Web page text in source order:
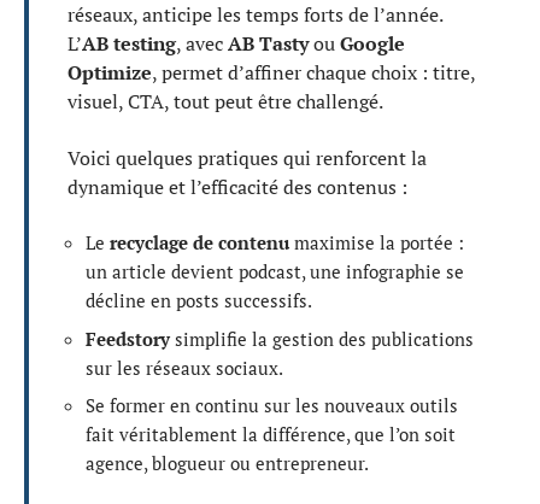
réseaux, anticipe les temps forts de l’année.
L’AB testing, avecAB TastyouGoogle
Optimize, permet d’affiner chaque choix : titre,
visuel, CTA, tout peut être challengé.
Voici quelques pratiques qui renforcent la
dynamique et l’efficacité des contenus :
Le recyclage de contenu maximise la portée :
un article devient podcast, une infographie se
décline en posts successifs.
Feedstorysimplifie la gestion des publications
sur les réseaux sociaux.
Se former en continu sur les nouveaux outils
fait véritablement la différence, que l’on soit
agence, blogueur ou entrepreneur.